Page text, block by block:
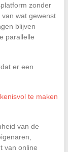
zonder
wat gewenst
blijven
parallelle
er een
te maken
van de
van online